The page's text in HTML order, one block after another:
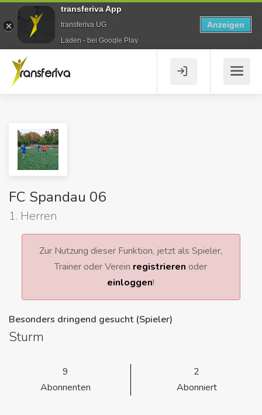
FC Spandau 06
1. Herren
Zur Nutzung dieser Funktion, jetzt als Spieler,
Trainer oder Verein registrieren oder
einloggen!
Besonders dringend gesucht (Spieler)
Sturm
9
Abonnenten
2
Abonniert
transferiva App
transferiva UG
Laden - bei Google Play
Anzeigen